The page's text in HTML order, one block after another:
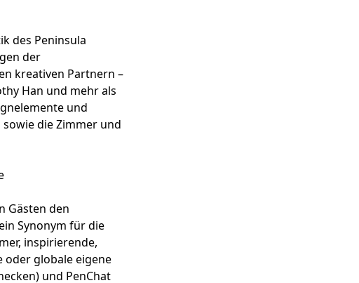
des Peninsula
der
kreativen Partnern –
Han und mehr als
und
die Zimmer und
Gästen den
Synonym für die
inspirierende,
globale eigene
und PenChat